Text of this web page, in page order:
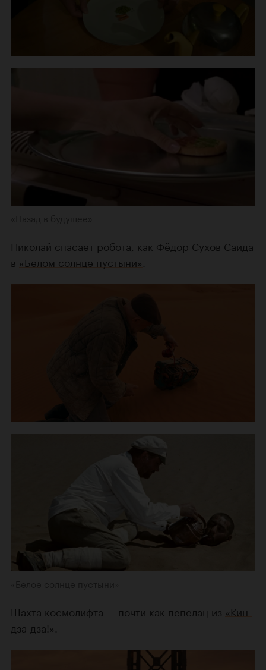
Николай спасает робота, как Фёдор Сухов Саида
в «Белом солнце пустыни»
Шахта космолифта — почти как пепелац из «Кин-
дза-дза!».